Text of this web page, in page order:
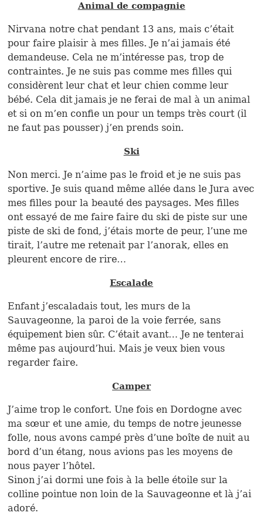
Animal de compagnie
Nirvana notre chat pendant 13 ans, mais c’était
pour faire plaisir à mes filles. Je n’ai jamais été
demandeuse. Cela ne m’intéresse pas, trop de
contraintes. Je ne suis pas comme mes filles qui
considèrent leur chat et leur chien comme leur
bébé. Cela dit jamais je ne ferai de mal à un animal
et si on m’en confie un pour un temps très court (il
ne faut pas pousser) j’en prends soin.
Ski
Non merci. Je n’aime pas le froid et je ne suis pas
sportive. Je suis quand même allée dans le Jura avec
mes filles pour la beauté des paysages. Mes filles
ont essayé de me faire faire du ski de piste sur une
piste de ski de fond, j’étais morte de peur, l’une me
tirait, l’autre me retenait par l’anorak, elles en
pleurent encore de rire…
Escalade
Enfant j’escaladais tout, les murs de la
Sauvageonne, la paroi de la voie ferrée, sans
équipement bien sûr. C’était avant… Je ne tenterai
même pas aujourd’hui. Mais je veux bien vous
regarder faire.
Camper
J’aime trop le confort. Une fois en Dordogne avec
ma sœur et une amie, du temps de notre jeunesse
folle, nous avons campé près d’une boîte de nuit au
bord d’un étang, nous avions pas les moyens de
nous payer l’hôtel.
Sinon j’ai dormi une fois à la belle étoile sur la
colline pointue non loin de la Sauvageonne et là j’ai
adoré.